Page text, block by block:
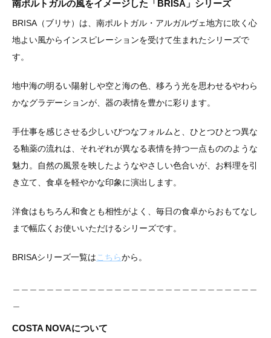
南ポルトガルの風をイメージした「BRISA」シリーズ
BRISA（ブリサ）は、南ポルトガル・アルガルヴェ地方に吹く心
地よい風からインスピレーションを受けて生まれたシリーズで
す。
地中海の明るい陽射しや空と海の色、移ろう光を思わせるやわら
かなグラデーションが、器の表情を豊かに彩ります。
手仕事を感じさせる少しいびつなフォルムと、ひとつひとつ異な
る釉薬の流れは、それぞれが異なる表情を持つ一点もののような
魅力。自然の風景を映したようなやさしい色合いが、お料理を引
き立て、食卓を軽やかな印象に演出します。
洋食はもちろん和食とも相性がよく、毎日の食卓からおもてなし
まで幅広くお使いいただけるシリーズです。
BRISAシリーズ一覧は こちらから。
COSTA NOVAについて